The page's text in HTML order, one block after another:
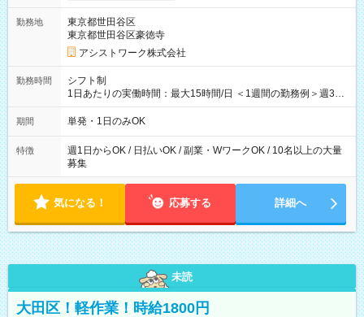
勤務地
東京都世田谷区
東京都世田谷区豪徳寺
アシストワーク株式会社
勤務時間
シフト制
1日あたりの実働時間：最大15時間/日 ＜1週間の勤務例＞週3回
勤務 勤務：月・水・金 休み：火・木・土・日 好きな時にお仕事
可能です！ ※1日あたりの最大実働時間は日勤、夜勤共に勤務し
期間 単発・1日のみOK
特徴
週1日からOK / 日払いOK / 副業・WワークOK / 10名以上の大量
募集
気になる！ 応募する 詳細へ
未読
大田区！軽作業！時給1800円